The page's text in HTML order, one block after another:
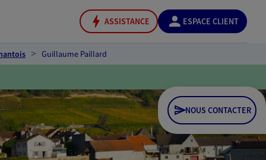
ASSISTANCE ESPACE CLIENT
Guillaume Paillard
NOUS CONTACTER